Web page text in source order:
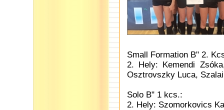
Small Formation B" 2.
2. Hely: Kemendi
Osztrovszky Luca,
Solo B" 1 kcs.:
2. Hely: Szomorkovics